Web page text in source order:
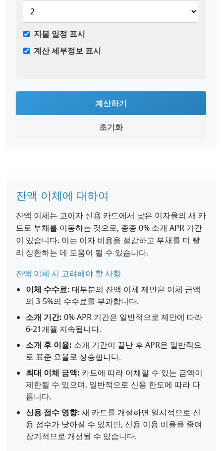
지불 일정 표시
계산 세부정보 표시
계산하기
초기화
잔액 이체에 대하여
잔액 이체는 고이자 신용 카드에서 낮은 이자율의 새 카
드로 부채를 이동하는 것으로, 종종 0% 소개 APR 기간
이 있습니다. 이는 이자 비용을 절감하고 부채를 더 빨
리 상환하는 데 도움이 될 수 있습니다.
잔액 이체 시 고려해야 할 사항
이체 수수료: 대부분의 잔액 이체 제안은 이체 금액
의 3-5%의 수수료를 부과합니다.
소개 기간: 0% APR 기간은 일반적으로 제안에 따라
6-21개월 지속됩니다.
소개 후 이율: 소개 기간이 끝난 후 APR은 일반적으
로 표준 요율로 상승합니다.
최대 이체 금액: 카드에 따라 이체할 수 있는 금액이
제한될 수 있으며, 일반적으로 신용 한도에 따라 다
릅니다.
신용 점수 영향: 새 카드를 개설하면 일시적으로 신
용 점수가 낮아질 수 있지만, 신용 이용 비율을 줄여
장기적으로 개선될 수 있습니다.